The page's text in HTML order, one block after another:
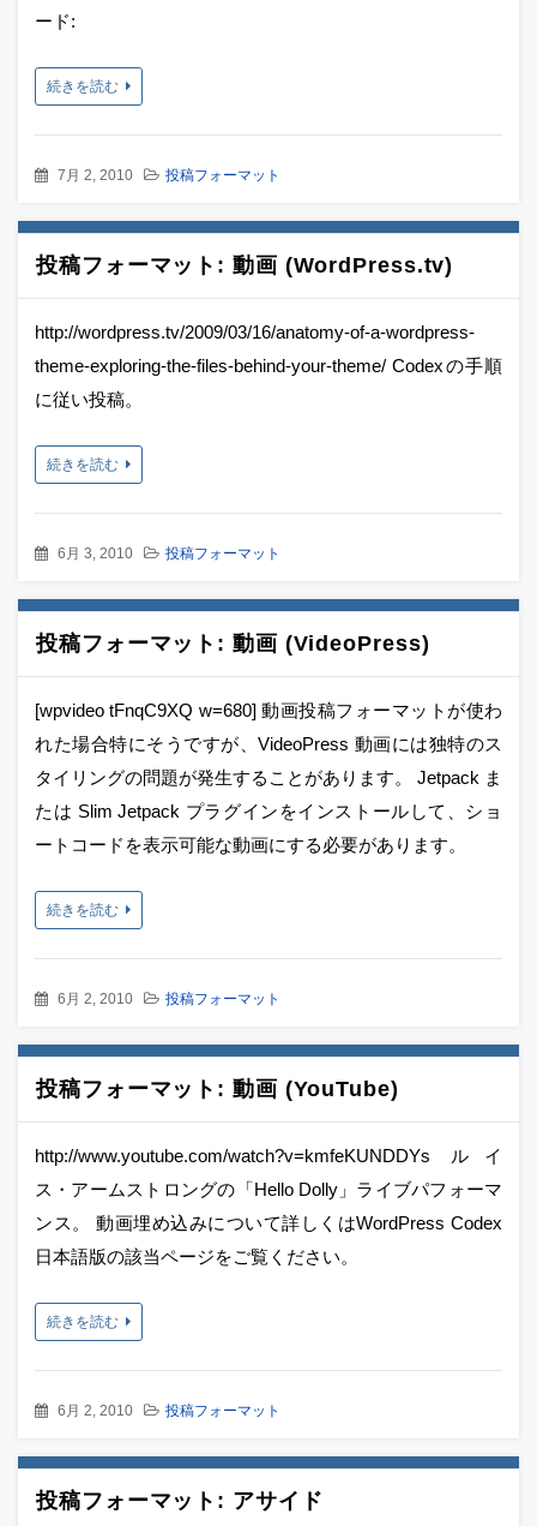
ード:
続きを読む
7月 2, 2010 投稿フォーマット
投稿フォーマット: 動画 (WordPress.tv)
http://wordpress.tv/2009/03/16/anatomy-of-a-wordpress-
theme-exploring-the-files-behind-your-theme/ Codexの手順
に従い投稿。
続きを読む
6月 3, 2010 投稿フォーマット
投稿フォーマット: 動画 (VideoPress)
[wpvideo tFnqC9XQ w=680] 動画投稿フォーマットが使わ
れた場合特にそうですが、VideoPress 動画には独特のス
タイリングの問題が発生することがあります。 Jetpack ま
たは Slim Jetpack プラグインをインストールして、ショ
ートコードを表示可能な動画にする必要があります。
続きを読む
6月 2, 2010 投稿フォーマット
投稿フォーマット: 動画 (YouTube)
http://www.youtube.com/watch?v=kmfeKUNDDYs ルイ
ス・アームストロングの「Hello Dolly」ライブパフォーマ
ンス。 動画埋め込みについて詳しくはWordPress Codex
日本語版の該当ページをご覧ください。
続きを読む
6月 2, 2010 投稿フォーマット
投稿フォーマット: アサイド